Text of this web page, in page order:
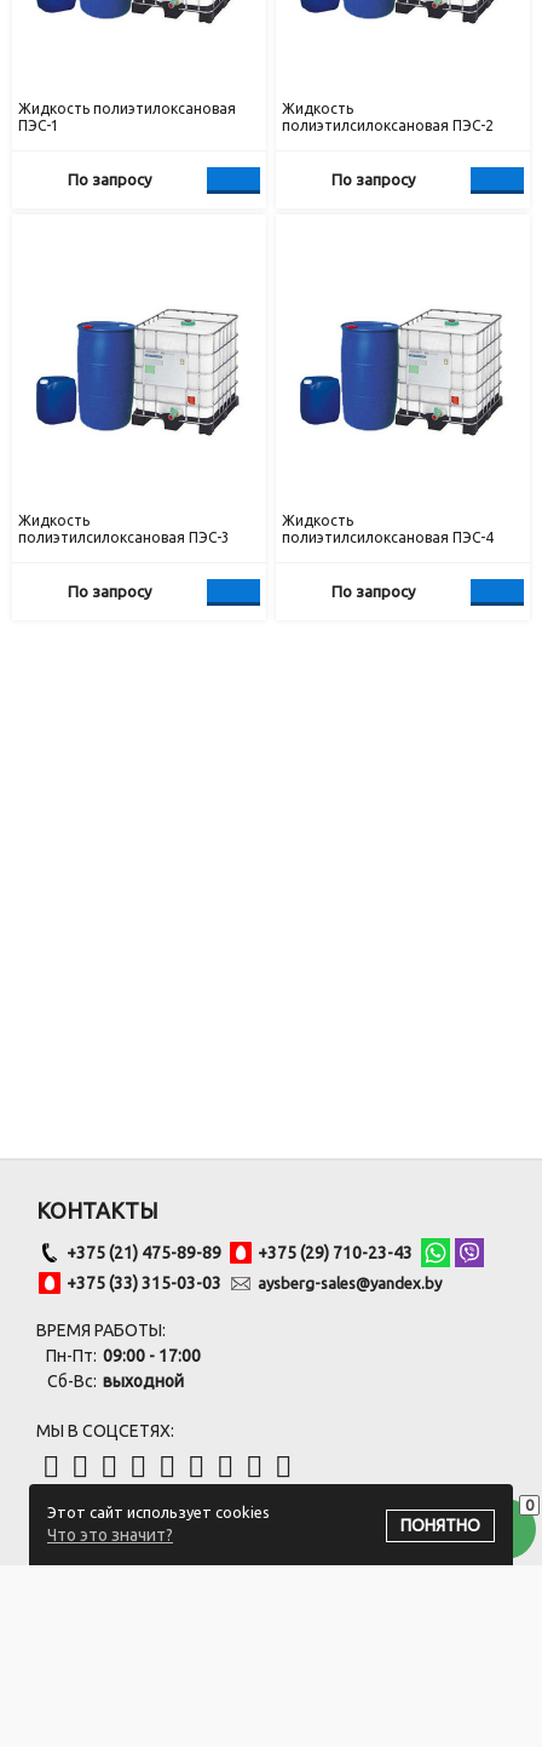
Жидкость полиэтилоксановая
ПЭС-1
По запросу
Жидкость
полиэтилсилоксановая ПЭС-2
По запросу
Жидкость
полиэтилсилоксановая ПЭС-3
По запросу
Жидкость
полиэтилсилоксановая ПЭС-4
По запросу
0
Этот сайт использует cookies
Что это значит?
ПОНЯТНО
КОНТАКТЫ
+375 (21) 475-89-89
+375 (29) 710-23-43
+375 (33) 315-03-03
aysberg-sales@yandex.by
ВРЕМЯ РАБОТЫ:
Пн-Пт: 09:00 - 17:00
Сб-Вс: выходной
МЫ В СОЦСЕТЯХ:
ПОДПИСАТЬСЯ НА РАССЫЛКУ